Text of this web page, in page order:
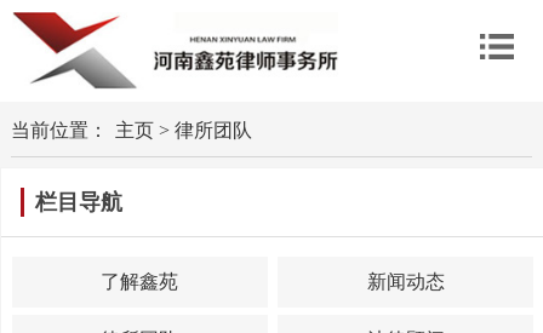
当前位置： 主页> 律所团队
栏目导航
了解鑫苑 新闻动态